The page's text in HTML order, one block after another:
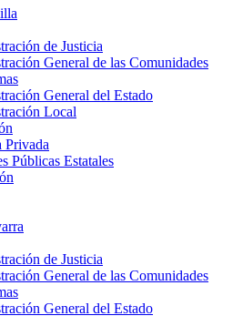
de Justicia
General de las Comunidades
General del Estado
Local
Privada
Públicas Estatales
de Justicia
General de las Comunidades
General del Estado